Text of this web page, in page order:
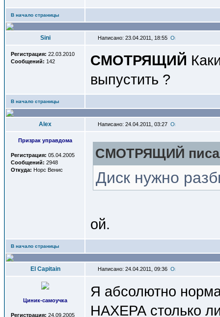
В начало страницы
Sini Написано: 23.04.2011, 18:55
Регистрация: 22.03.2010
Сообщений: 142 СМОТРЯЩИЙ
выпустить ?
В начало страницы
Alex Написано: 24.04.2011, 03:27
Призрак управдома
Регистрация: 05.04.2005
Сообщений: 2948
Откуда: Норс Венис
СМОТРЯЩИЙ
Диск нужно
ой.
В начало страницы
El Capitain Написано: 24.04.2011, 09:36
Циник-самоучка
Регистрация: 24.09.2005
Я абсолютно
НАХЕРА столько